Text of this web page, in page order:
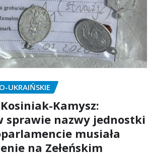
UKRAIŃSKIE
Kosiniak-Kamysz:
sprawie nazwy jednostki
musiała
na Zełeńskim